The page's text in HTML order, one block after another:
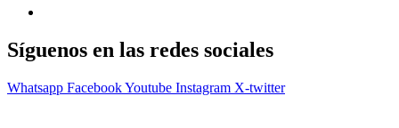
Síguenos en las redes sociales
Whatsapp FacebookYoutube Instagram X-twitter